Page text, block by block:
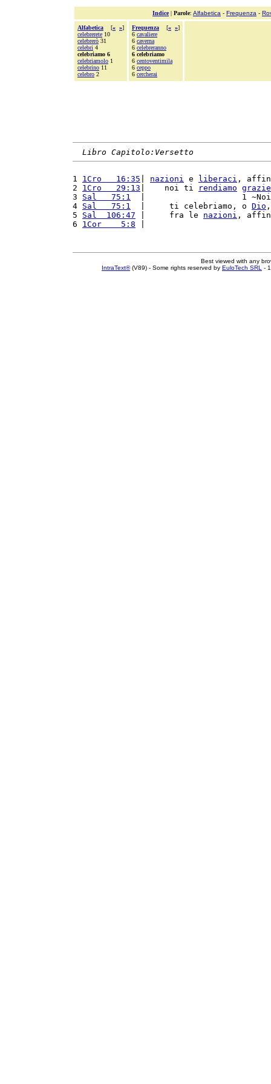
Indice| Parole: Alfabetica - Frequenza -
Alfabetica [« »]
celebrerete 10
celebrerò 31
celebri 4
celebriamo 6
celebriamolo 1
celebrino 11
celebro 2
Frequenza [« »]
6 cavaliere
6 caverna
6 celebreranno
6 celebriamo
6 centoventimila
6 ceppo
6 cercherai
Libro Capitolo:Versetto
1 1Cro   16:35 nazioni e liberaci ,
2 1Cro   29:13 |    noi ti rendiamo grazie
3 Sal   75:1
|                    1
4 Sal   75:1
  |     ti celebriamo, o
Dio
5 Sal  106:47 |     fra le nazioni ,
6 1Cor    5:8
Best viewed with any
IntraText®(V89) - Some rights reserved by EuloTech SRL -